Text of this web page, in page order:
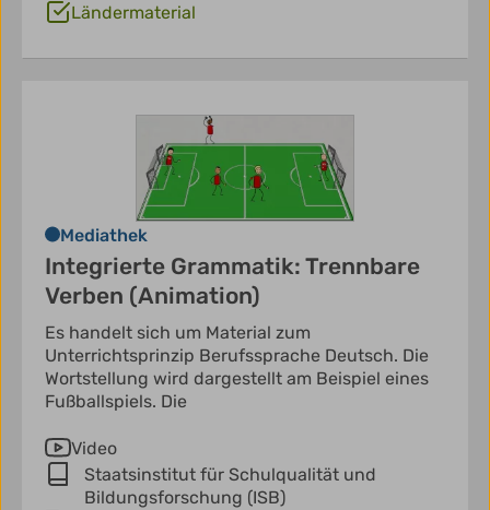
Ländermaterial
Mediathek
Integrierte Grammatik: Trennbare
Verben (Animation)
Es handelt sich um Material zum
Unterrichtsprinzip Berufssprache Deutsch. Die
Wortstellung wird dargestellt am Beispiel eines
Fußballspiels. Die
Video
Staatsinstitut für Schulqualität und
Bildungsforschung (ISB)